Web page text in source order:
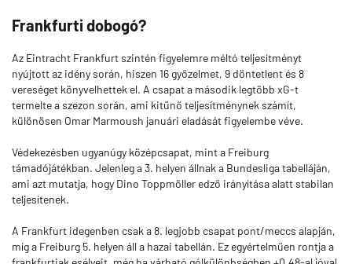
Frankfurti dobogó?
Az Eintracht Frankfurt szintén figyelemre méltó teljesítményt
nyújtott az idény során, hiszen 16 győzelmet, 9 döntetlent és 8
vereséget könyvelhettek el. A csapat a második legtöbb xG-t
termelte a szezon során, ami kitűnő teljesítménynek számít,
különösen Omar Marmoush januári eladását figyelembe véve.
Védekezésben ugyanúgy középcsapat, mint a Freiburg
támadójátékban. Jelenleg a 3. helyen állnak a Bundesliga tabelláján,
ami azt mutatja, hogy Dino Toppmöller edző irányítása alatt stabilan
teljesítenek.
A Frankfurt idegenben csak a 8. legjobb csapat pont/meccs alapján,
míg a Freiburg 5. helyen áll a hazai tabellán. Ez egyértelműen rontja a